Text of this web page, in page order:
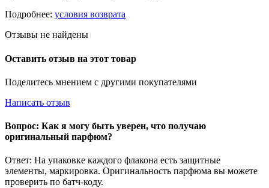
Подробнее: условия возврата
Отзывы не найдены
Оставить отзыв на этот товар
Поделитесь мнением с другими покупателями
Написать отзыв
Вопрос: Как я могу быть уверен, что получаю
оригинальный парфюм?
Ответ: На упаковке каждого флакона есть защитные
элементы, маркировка. Оригинальность парфюма вы можете
проверить по батч-коду.